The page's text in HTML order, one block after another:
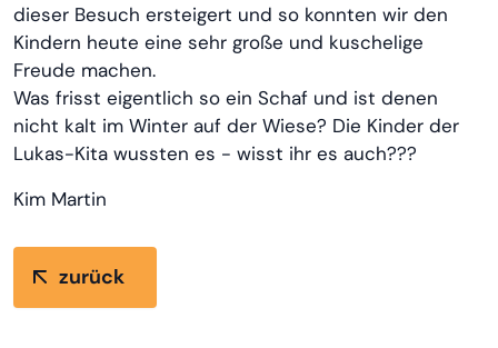
dieser Besuch ersteigert und so konnten wir den
Kindern heute eine sehr große und kuschelige
Freude machen.
Was frisst eigentlich so ein Schaf und ist denen
nicht kalt im Winter auf der Wiese? Die Kinder der
Lukas-Kita wussten es - wisst ihr es auch???
Kim Martin
zurück